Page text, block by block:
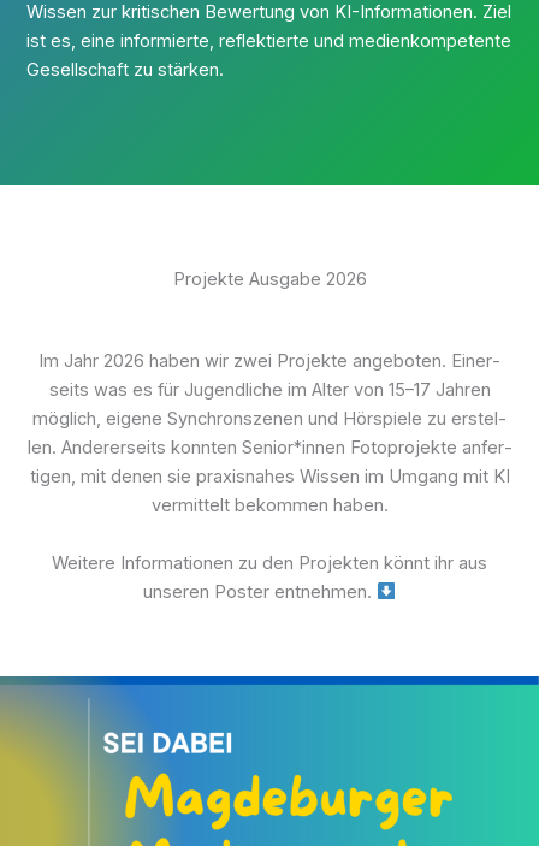
Wis­sen zur kri­ti­schen Bewer­tung von KI-Infor­ma­tio­nen. Ziel
ist es, eine infor­mier­te, reflek­tier­te und medi­en­kom­pe­ten­te
Gesell­schaft zu stärken.
Projekte Ausgabe 2026
Im Jahr 2026 haben wir zwei Pro­jek­te ange­bo­ten. Einer­
seits was es für Jugend­li­che im Alter von 15–17 Jah­ren
mög­lich, eige­ne Syn­chron­sze­nen und Hör­spie­le zu erstel­
len. Ande­rer­seits konn­ten Senior*innen Foto­pro­jek­te anfer­
ti­gen, mit denen sie pra­xis­na­hes Wis­sen im Umgang mit KI
ver­mit­telt bekom­men haben.
Wei­te­re Infor­ma­tio­nen zu den Pro­jek­ten könnt ihr aus
unse­ren Pos­ter ent­neh­men.